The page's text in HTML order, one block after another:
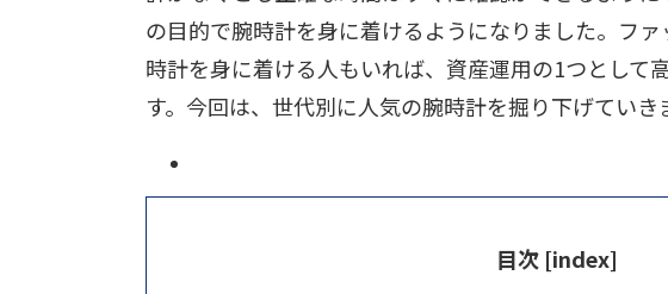
の目的で腕時計を身に着けるようになりました。フ
時計を身に着ける人もいれば、資産運用の1つとして
す。今回は、世代別に人気の腕時計を掘り下げていき
目次 [index]